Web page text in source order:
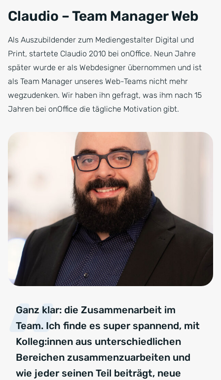
Claudio – Team Manager Web
Als Auszubildender zum Mediengestalter Digital und
Print, startete Claudio 2010 bei onOffice. Neun Jahre
später wurde er als Webdesigner übernommen und ist
als Team Manager unseres Web-Teams nicht mehr
wegzudenken. Wir haben ihn gefragt, was ihm nach 15
Jahren bei onOffice die tägliche Motivation gibt.
Ganz klar: die Zusammenarbeit im
Team. Ich finde es super spannend, mit
Kolleg:innen aus unterschiedlichen
Bereichen zusammenzuarbeiten und
wie jeder seinen Teil beiträgt, neue